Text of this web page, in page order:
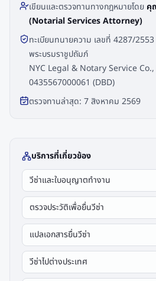
เขียนและตรวจทานทางกฎหมายโดย คุ
(Notarial Services Attorney)
ทะเบียนทนายความ เลขที่ 4287/2553
พระบรมราชูปถัมภ์
NYC Legal & Notary Service
0435567000061 (DBD)
ตรวจทานล่าสุด: 7 สิงหาคม 2569
บริการที่เกี่ยวข้อง
วีซ่าและใบอนุญาตทำงาน
ตรวจประวัติเพื่อยื่นวีซ่า
แปลเอกสารยื่นวีซ่า
วีซ่าไปต่างประเทศ